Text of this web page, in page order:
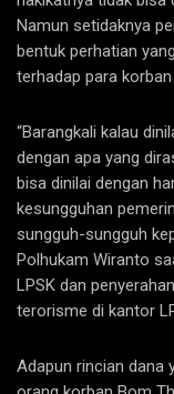
Namun setidaknya
bentuk perhatian
terhadap para
“Barangkali kalau
dengan apa yang
bisa dinilai dengan
kesungguhan
sungguh-sungguh
Polhukam Wiranto
LPSK dan
terorisme di kantor
Adapun rincian dana